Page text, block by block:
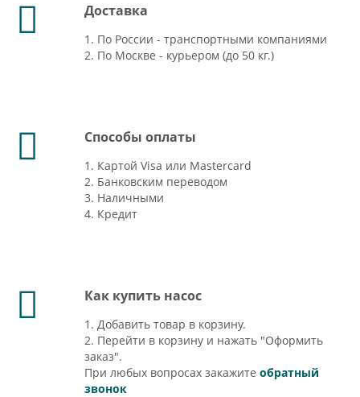
Доставка
1. По России - транспортными компаниями
2. По Москве - курьером (до 50 кг.)
Способы оплаты
1. Картой Visa или Mastercard
2. Банковским переводом
3. Наличными
4. Кредит
Как купить насос
1. Добавить товар в корзину.
2. Перейти в корзину и нажать "Оформить
заказ".
При любых вопросах закажите обратный
звонок